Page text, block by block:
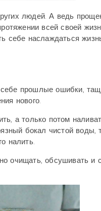
людей. А ведь
всей своей
себе наслаждаться
прошлые ошибки,
нового.
а только потом
бокал чистой воды,
налить.
очищать, обсушивать и